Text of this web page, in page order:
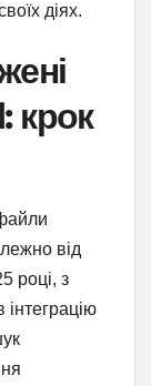
діях.
крок
від
році, з